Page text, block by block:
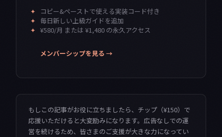
✦
コピー&ペーストで使える実装コード付き
✦ 毎日新しい上級ガイドを追加
✦ ¥580/月 または ¥1,480 の永久アクセス
メンバーシップを見る →
もしこの記事がお役に立ちましたら、チップ（¥150）で
応援いただけると大変励みになります。広告なしでの運
営を続けるため、皆さまのご支援が大きな力になってい